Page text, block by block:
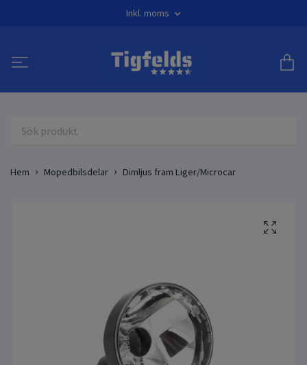
Inkl. moms
Hem Mopedbilsdelar Dimljus fram Liger/Microcar